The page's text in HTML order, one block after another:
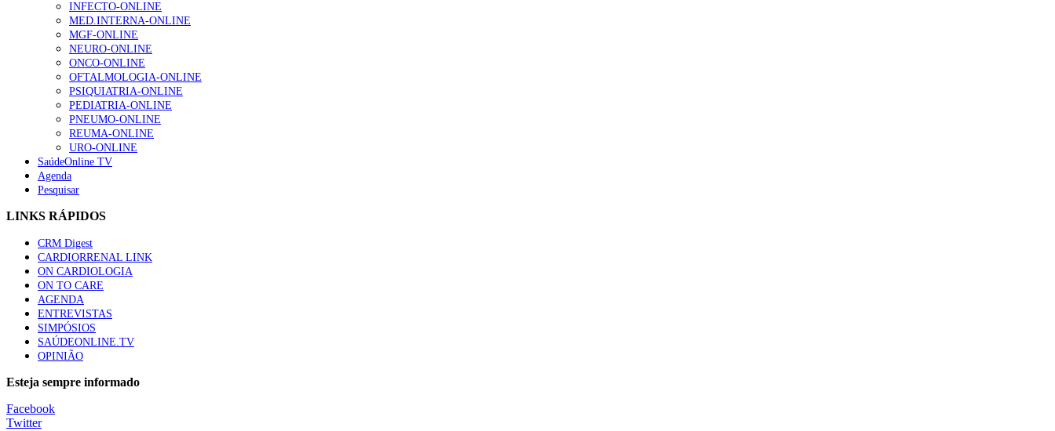
1.º Episódio do Podcast “Frequência Cardio – Sintoniza-te na Insuficiência Cardíaca” da Bayer
99 visualizações
“Os programas de rastreio do cancro do pulmão são custo-efetivos e representam um investimento sustentável para os sistemas de saúde”
88 visualizações
Quase quatro em cada dez doentes com enfarte apresentavam níveis elevados de Lp(a), revela estudo
Trodelvy aprovado para primeira linha no cancro da mama triplo negativo metastático em doentes não elegíveis para inibidores PD-(L)1
61 visualizações
MAIS NOTÍCIAS
7 Ago, 2026
INFECTO-ONLINE
MED.INTERNA-ONLINE
MGF-ONLINE
NEURO-ONLINE
ONCO-ONLINE
OFTALMOLOGIA-ONLINE
PSIQUIATRIA-ONLINE
PEDIATRIA-ONLINE
PNEUMO-ONLINE
REUMA-ONLINE
URO-ONLINE
SaúdeOnline TV
Agenda
Pesquisar
LINKS RÁPIDOS
CRM Digest
CARDIORRENAL LINK
ON CARDIOLOGIA
ON TO CARE
AGENDA
ENTREVISTAS
SIMPÓSIOS
SAÚDEONLINE.TV
OPINIÃO
Esteja sempre informado
Facebook
Twitter